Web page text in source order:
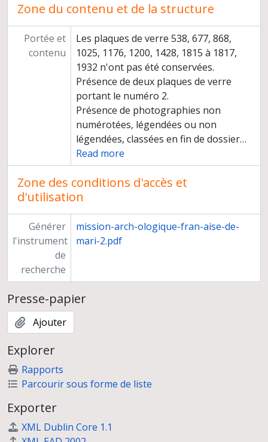
Saint-Jean-d'Acre, plaques de verre 161-167
Le Carmel, plaques de verre 168-170
Jaffa, plaques de verre 171-171 bis
Nahr el Kelb, plaques de verre 172-175
Djounieh, plaques de verre 176-178
Antoura, le collège, plaque de verre 179
La vierge du Liban, plaque de verre 180
Djounieh, falaise sur la route de Byblos, plaque de verre 181
Nahr Ibrahim, plaques de verre 182-183
Atka, plaques de verre 184-185
Byblos, plaques de verre 186-293
Amschit, plaques de verre 294-295
Anfé, la coupure de la falaise, plaque de verre 296
Région de Sir, plaque de verre 302
La région des Cèdres, plaque de verre 303
Qairoum, près de Becharré, plaque de verre 304
Tell Arga, plaque de verre 312
Alep, plaques de verre 337-342
Djerablous, plaques de verre 403-404
Zone du contenu et de la structure
Portée et
contenu
Les plaques de verre 538, 677, 868,
1025, 1176, 1200, 1428, 1815 à 1817,
1932 n'ont pas été conservées.
Présence de deux plaques de verre
portant le numéro 2.
Présence de photographies non
numérotées, légendées ou non
légendées, classées en fin de dossier…
Read more
Zone des conditions d'accès et
d'utilisation
Générer
l'instrument
de
recherche
mission-arch-ologique-fran-aise-de-
mari-2.pdf
Presse-papier
Ajouter
Explorer
Rapports
Parcourir sous forme de liste
Exporter
XML Dublin Core 1.1